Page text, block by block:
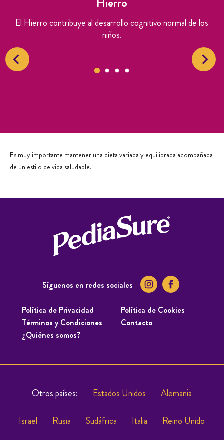
El Hierro contribuye al desarrollo cognitivo normal de los
niños.
Es muy importante mantener una dieta variada y equilibrada acompañada
de un estilo de vida saludable.
Política de Privacidad
Política de Cookies
Términos y Condiciones
Contacto
¿Quiénes somos?
Síguenos en redes sociales
Otros países: Estados Unidos Alemania
Israel Rusia Sudáfrica Italia Reino Unido